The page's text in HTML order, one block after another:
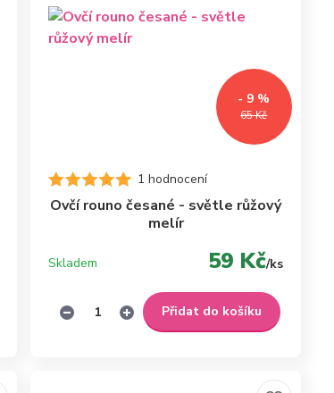
65 Kč
- 9 %
1 hodnocení
Ovčí rouno česané - světle růžový
melír
59 Kč/ks
Skladem
Přidat do košíku